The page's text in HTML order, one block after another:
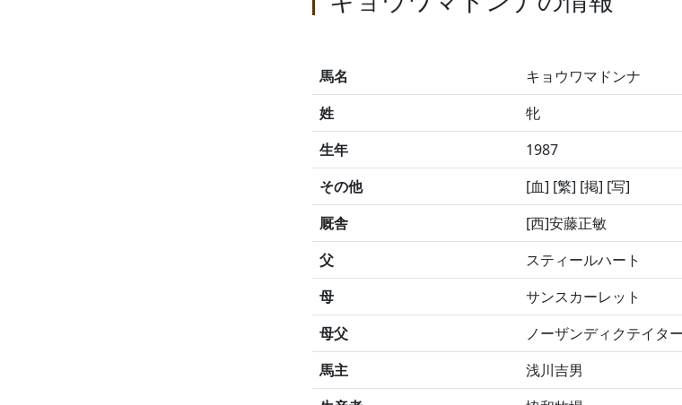
馬名
キョウワマドンナ
姓
牝
生年
1987
その他
[血] [繁] [掲] [写]
厩舎
[西]安藤正敏
父
スティールハート
母
サンスカーレット
母父
ノーザンディクテイター
馬主
浅川吉男